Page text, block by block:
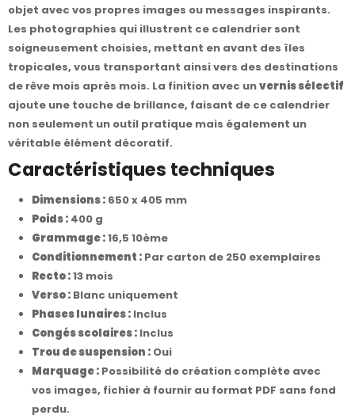
objet avec vos propres images ou messages inspirants.
Les photographies qui illustrent ce calendrier sont
soigneusement choisies, mettant en avant des îles
tropicales, vous transportant ainsi vers des destinations
de rêve mois après mois. La finition avec unvernis sélectif
ajoute une touche de brillance, faisant de ce calendrier
non seulement un outil pratique mais également un
véritable élément décoratif.
Caractéristiques techniques
Dimensions : 650 x 405 mm
Poids : 400 g
Grammage :16,5 10ème
Conditionnement : Par carton de 250 exemplaires
Recto :13 mois
Verso : Blanc uniquement
Phases lunaires : Inclus
Congés scolaires : Inclus
Trou de suspension : Oui
Marquage : Possibilité de création complète avec
vos images, fichier à fournir au format PDF sans fond
perdu.